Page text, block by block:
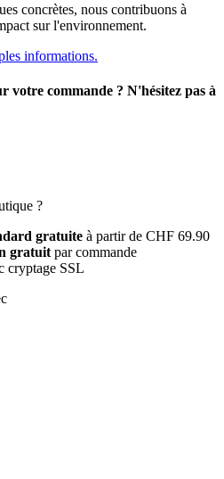
concrètes, nous contribuons à
sur l'environnement.
informations.
votre commande ? N'hésitez pas à
?
gratuite à partir de CHF 69.90
gratuit par commande
cryptage SSL